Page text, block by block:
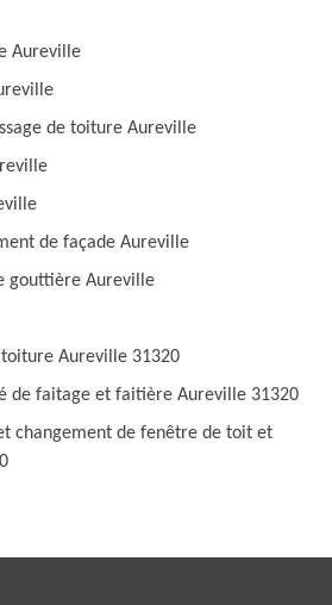
Aureville
de toiture Aureville
de façade Aureville
gouttière Aureville
Aureville 31320
de faitage et faitière Aureville 31320
changement de fenêtre de toit et